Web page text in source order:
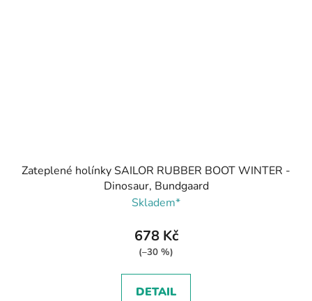
Zateplené holínky SAILOR RUBBER BOOT WINTER -
Dinosaur, Bundgaard
Skladem*
678 Kč
(–30 %)
DETAIL